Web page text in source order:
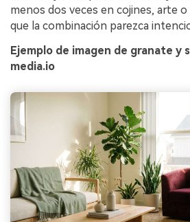
menos dos veces en cojines, arte
que la combinación parezca
Ejemplo de imagen de granate y
media.io